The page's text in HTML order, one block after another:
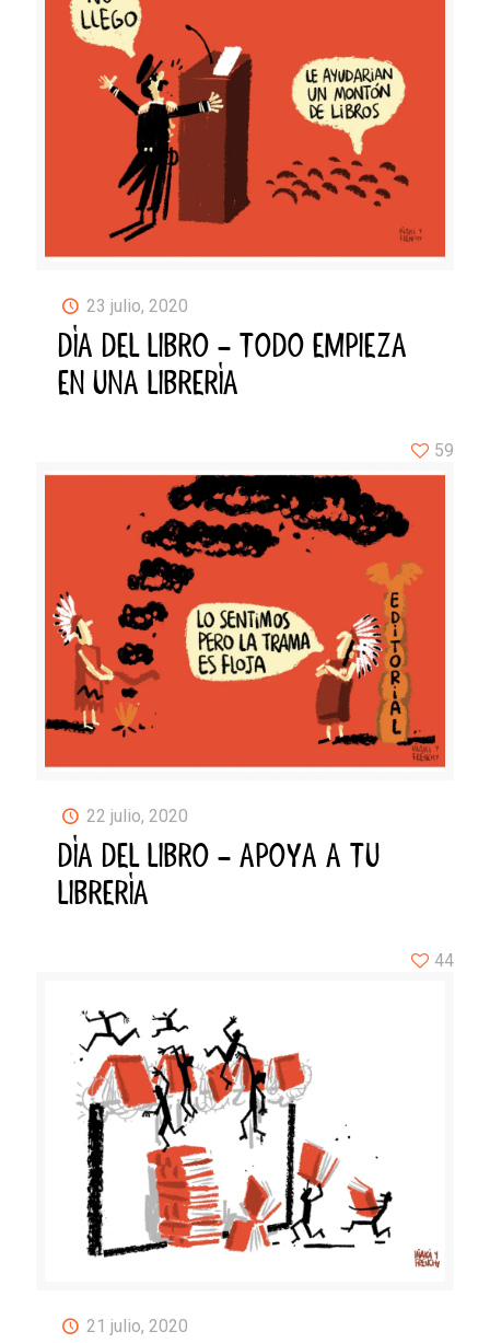
23 julio, 2020
DÍA DEL LIBRO – TODO EMPIEZA
EN UNA LIBRERÍA
22 julio, 2020
DÍA DEL LIBRO – APOYA A TU
LIBRERÍA
59
21 julio, 2020
44